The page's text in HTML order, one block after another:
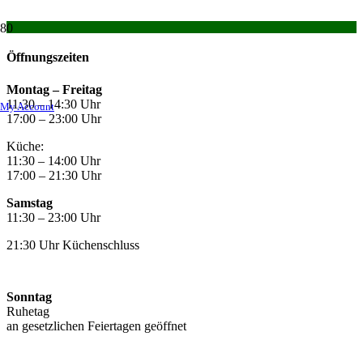
My Account
Öffnungszeiten
Montag –Freitag
11:30 – 14:30 Uhr
17:00 – 23:00 Uhr
Küche:
11:30 – 14:00 Uhr
17:00 – 21:30 Uhr
Samstag
11:30 – 23:00 Uhr
21:30 Uhr Küchenschluss
Sonntag
Ruhetag
an gesetzlichen Feiertagen geöffnet